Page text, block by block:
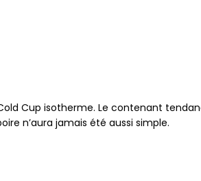
Cup isotherme. Le contenant
n’aura jamais été aussi simple.